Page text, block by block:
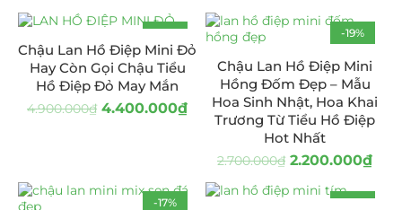
-10%
Chậu Lan Hồ Điệp Mini Đỏ
Hay Còn Gọi Chậu Tiểu
Hồ Điệp Đỏ May Mắn
4.900.000₫ 4.400.000₫
-19%
Chậu Lan Hồ Điệp Mini
Hồng Đốm Đẹp – Mẫu
Hoa Sinh Nhật, Hoa Khai
Trương Từ Tiểu Hồ Điệp
Hot Nhất
2.700.000₫ 2.200.000₫
-17%
-18%